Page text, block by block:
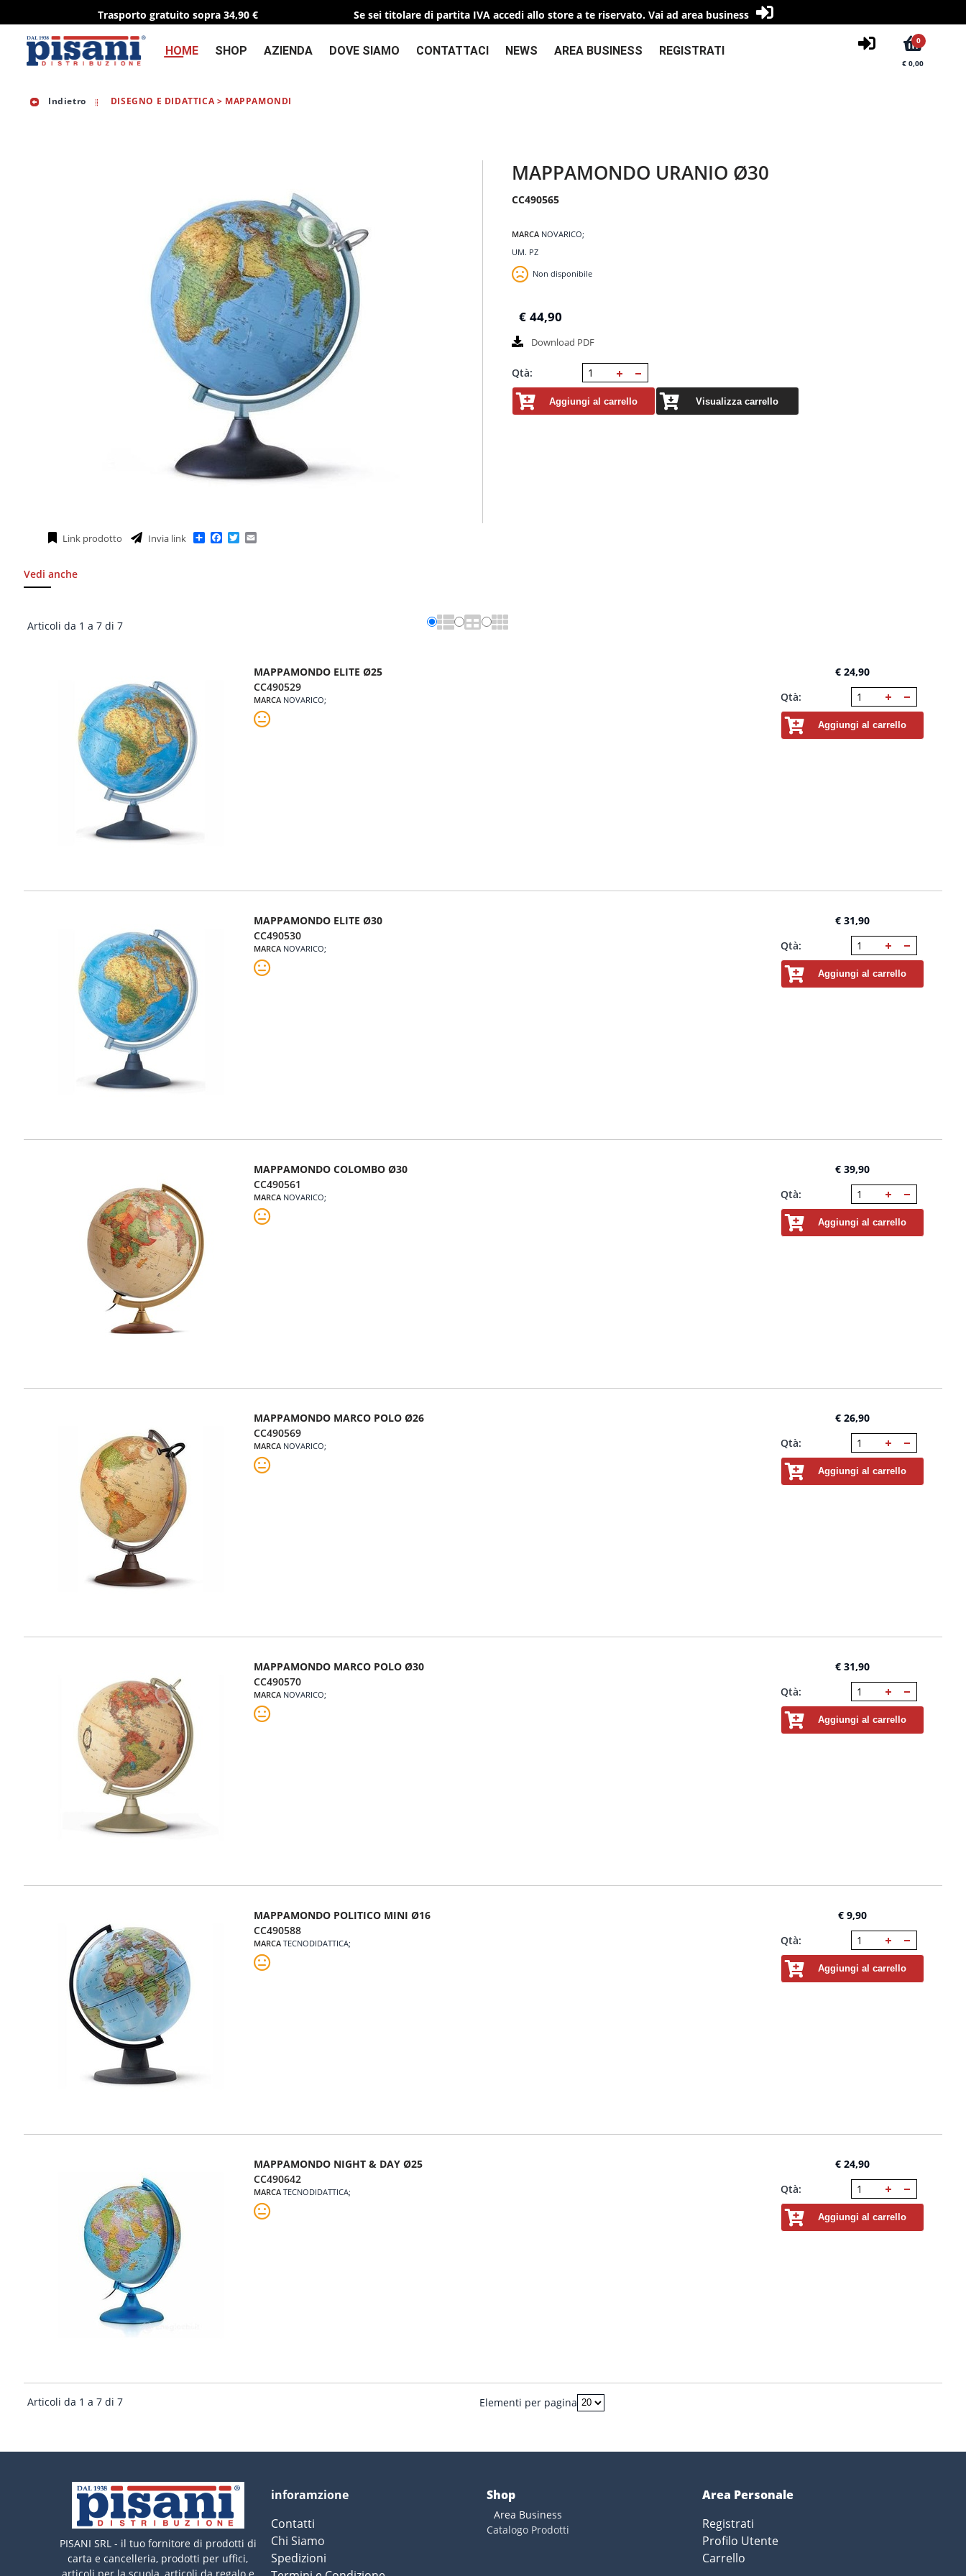
Trasporto gratuito sopra 34,90 € Se sei titolare di partita IVA accedi allo store a te riservato. Vai ad area business
0
€ 0,00
HOME SHOP AZIENDA DOVE SIAMO CONTATTACI NEWS AREA BUSINESS REGISTRATI
Indietro DISEGNO E DIDATTICA > MAPPAMONDI
MAPPAMONDO URANIO Ø30
CC490565
MARCA NOVARICO
UM. PZ
Non disponibile
Download PDF
€ 44,90
Qtà:
Aggiungi al carrello Visualizza carrello
Link prodotto Invia link Condividi
Facebook
TwitterEmail
Vedi anche
Articoli da 1 a 7 di 7
MAPPAMONDO ELITE Ø25
CC490529
MARCA NOVARICO
€ 24,90
Qtà:
Aggiungi al carrello
MAPPAMONDO ELITE Ø30
CC490530
MARCA NOVARICO
€ 31,90
Qtà:
Aggiungi al carrello
MAPPAMONDO COLOMBO Ø30
CC490561
MARCA NOVARICO
€ 39,90
Qtà:
Aggiungi al carrello
MAPPAMONDO MARCO POLO Ø26
CC490569
MARCA NOVARICO
€ 26,90
Qtà:
Aggiungi al carrello
MAPPAMONDO MARCO POLO Ø30
CC490570
MARCA NOVARICO
€ 31,90
Qtà:
Aggiungi al carrello
MAPPAMONDO POLITICO MINI Ø16
CC490588
MARCA TECNODIDATTICA
€ 9,90
Qtà:
Aggiungi al carrello
MAPPAMONDO NIGHT & DAY Ø25
CC490642
MARCA TECNODIDATTICA
€ 24,90
Qtà:
Aggiungi al carrello
Articoli da 1 a 7 di 7 Elementi per pagina
PISANI SRL - il tuo fornitore di prodotti di
carta e cancelleria, prodotti per uffici,
inforamzione
Contatti
Chi Siamo
Spedizioni
Shop
Area Business
Catalogo Prodotti
Area Personale
Registrati
Profilo Utente
Carrello